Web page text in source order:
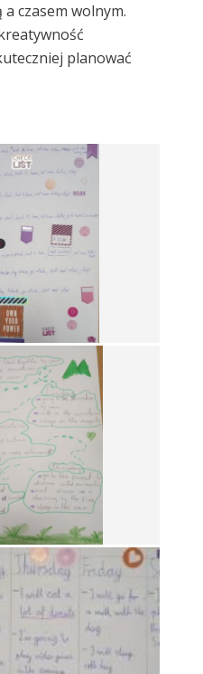
czasem wolnym.
planować